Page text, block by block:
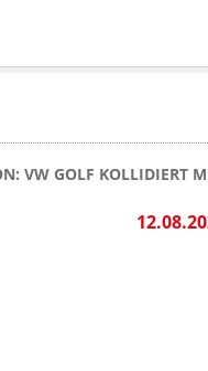
VW GOLF KOLLIDIERT